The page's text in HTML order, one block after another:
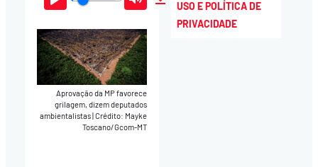
Play Mute Download
Aprovação da MP favorece
grilagem, dizem deputados
ambientalistas Crédito: Mayke
Toscano/Gcom-MT
USO E POLÍTICA DE
PRIVACIDADE